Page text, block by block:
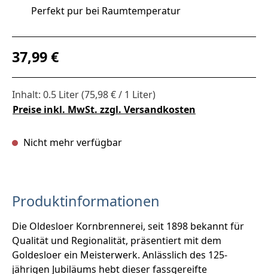
Perfekt pur bei Raumtemperatur
Regulärer Preis:
37,99 €
Inhalt: 0.5 Liter(75,98 € / 1 Liter)
Preise inkl. MwSt. zzgl. Versandkosten
Nicht mehr verfügbar
Produktinformationen
Die Oldesloer Kornbrennerei, seit 1898 bekannt für
Qualität und Regionalität, präsentiert mit dem
Goldesloer ein Meisterwerk. Anlässlich des 125-
jährigen Jubiläums hebt dieser fassgereifte